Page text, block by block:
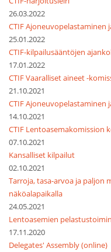
26.03.2022
CTIF
25.01.2022
CTIF-kilpailusääntöjen
17.01.2022
CTIF Vaaralliset aineet -
21.10.2021
CTIF
14.10.2021
CTIF Lentoasemakomission
07.10.2021
Kansalliset kilpailut
02.10.2021
Tarroja, tasa-arvoa ja paljon
näköalapaikalla
24.05.2021
Lentoasemien
17.11.2020
Delegates' Assembly (online)